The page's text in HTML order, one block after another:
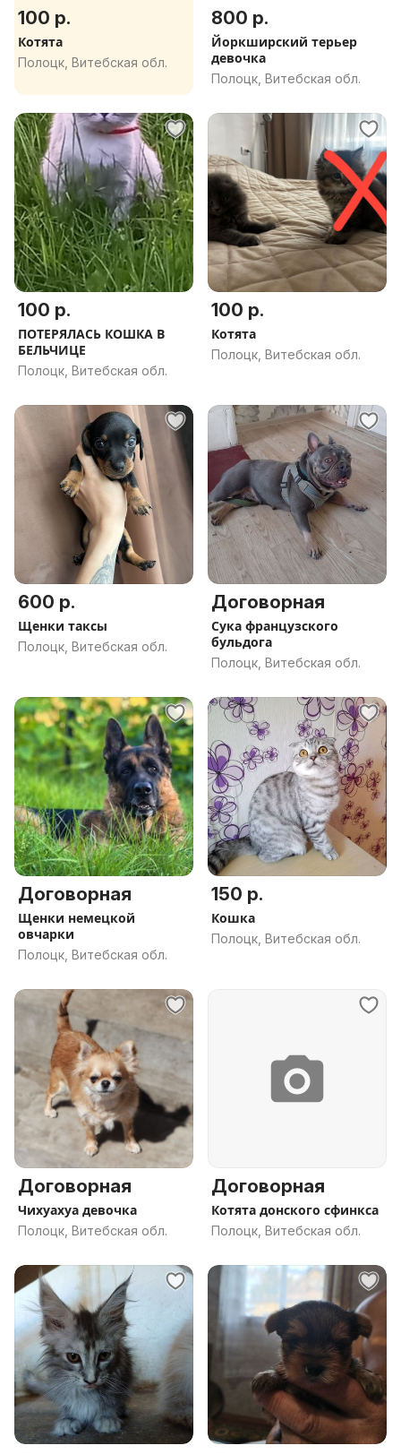
100 р.
Котята
Полоцк, Витебская обл.
800 р.
Йоркширский терьер
девочка
Полоцк, Витебская обл.
100 р.
ПОТЕРЯЛАСЬ КОШКА В
БЕЛЬЧИЦЕ
Полоцк, Витебская обл.
100 р.
Котята
Полоцк, Витебская обл.
600 р.
Щенки таксы
Полоцк, Витебская обл.
Договорная
Сука французского
бульдога
Полоцк, Витебская обл.
Договорная
Щенки немецкой
овчарки
Полоцк, Витебская обл.
150 р.
Кошка
Полоцк, Витебская обл.
Договорная
Чихуахуа девочка
Полоцк, Витебская обл.
Договорная
Котята донского сфинкса
Полоцк, Витебская обл.